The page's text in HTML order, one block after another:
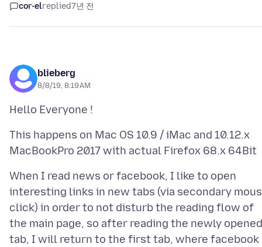
cor-elreplied7년 전
blieberg
8/8/19, 8:19 AM
This happens on Mac OS 10.9 / iMac and 10.12.x
When I read news or facebook, I like to open
interesting links in new tabs (via secondary
click) in order to not disturb the reading flow of
the main page, so after reading the newly opened
tab, I will return to the first tab, where facebook